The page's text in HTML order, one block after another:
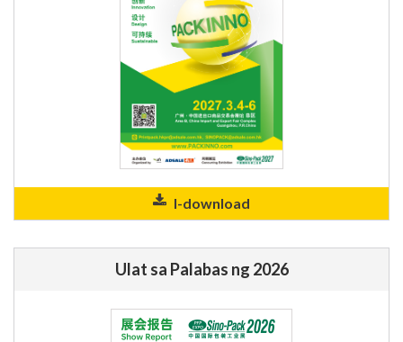
I-download
Ulat sa Palabas ng 2026